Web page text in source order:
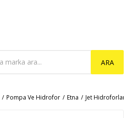
ARA
Pompa Ve Hidrofor Etna Jet Hidroforlar